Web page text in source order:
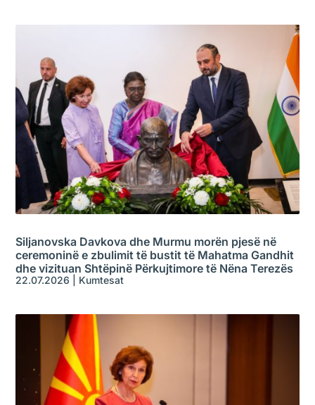
Siljanovska Davkova dhe Murmu morën pjesë në
ceremoninë e zbulimit të bustit të Mahatma Gandhit
dhe vizituan Shtëpinë Përkujtimore të Nëna Terezës
22.07.2026 Kumtesat